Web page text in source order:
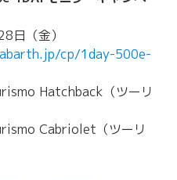
日（金）
cp/1day-500e-
Hatchback（ツーリ
Cabriolet（ツーリ